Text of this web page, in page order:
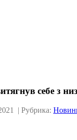
себе з
| Рубрика: